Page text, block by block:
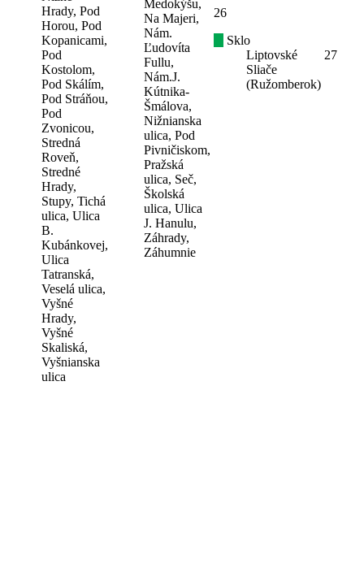
Hrady, Pod
Horou, Pod
Kopanicami,
Pod
Kostolom,
Pod Skálím,
Pod Stráňou,
Pod
Zvonicou,
Stredná
Roveň,
Stredné
Hrady,
Stupy, Tichá
ulica, Ulica
B.
Kubánkovej,
Ulica
Tatranská,
Veselá ulica,
Vyšné
Hrady,
Vyšné
Skaliská,
Vyšnianska
ulica
Medokýšu,
Na Majeri,
Nám.
Ľudovíta
Fullu,
Nám.J.
Kútnika-
Šmálova,
Nižnianska
ulica, Pod
Pivničiskom,
Pražská
ulica, Seč,
Školská
ulica, Ulica
J. Hanulu,
Záhrady,
Záhumnie
26
Sklo
Liptovské
Sliače
(Ružomberok)
27